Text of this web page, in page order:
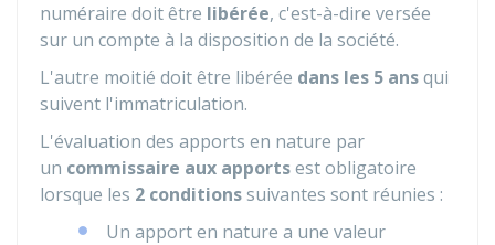
numéraire doit être libérée, c'est-à-dire versée
sur un compte à la disposition de la société.
L'autre moitié doit être libérée dans les 5 ansqui
suivent l'immatriculation.
L'évaluation des apports en nature par
un commissaire aux apportsest obligatoire
lorsque les 2 conditionssuivantes sont réunies :
Un apport en nature a une valeur